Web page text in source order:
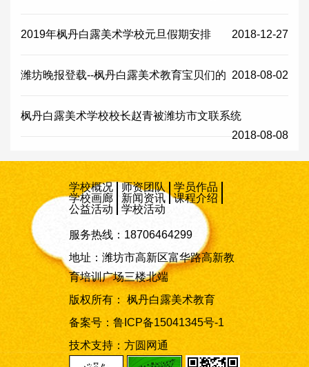
2019年枫丹白露美术学校元旦假期安排 2018-12-27
潍坊晚报登载--枫丹白露美术教育宝贝们的 2018-08-02
枫丹白露美术学校校长赵青被潍坊市文联系统
2018-08-08
学校概况 师资团队
学员作品
学校画廊
新闻资讯
课程介绍
公益活动
学校活动
服务热线：18706464299
地址：潍坊市高新区富华路高新教
育培训广场三楼北端
版权所有： 枫丹白露美术教育
备案号： 鲁ICP备15041345号-1
技术支持： 方圆网通